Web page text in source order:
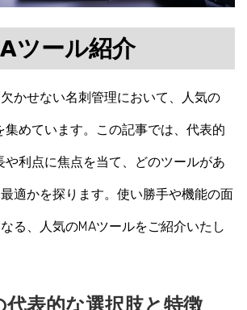
ツール紹介
かせない名刺管理において、人気の
集めています。この記事では、代表的
や利点に焦点を当て、どのツールがあ
適かを探ります。使い勝手や機能の面
る、人気のMAツールをご紹介いたし
代表的な選択肢と特徴